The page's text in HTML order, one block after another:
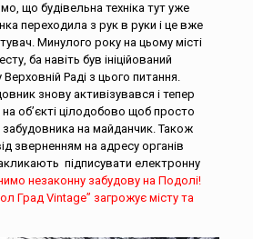
що будівельна техніка тут уже
переходила з рук в руки і це вже
Минулого року на цьому місті
ба навіть був ініційований
Раді з цього питання.
знову активізувався і тепер
об’єкті цілодобово щоб просто
забудовника на майданчик. Також
зверненням на адресу органів
підписувати електронну
незаконну забудову на Подолі!
Град Vintage” загрожує місту та